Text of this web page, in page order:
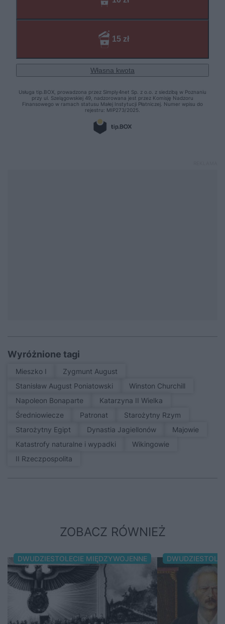
Wyróżnione tagi
Mieszko I
Zygmunt August
Stanisław August Poniatowski
Winston Churchill
Napoleon Bonaparte
Katarzyna II Wielka
średniowiecze
patronat
Starożytny Rzym
Starożytny Egipt
Dynastia Jagiellonów
Majowie
Katastrofy naturalne i wypadki
Wikingowie
II Rzeczpospolita
ZOBACZ RÓWNIEŻ
DWUDZIESTOLECIE MIĘDZYWOJENNE